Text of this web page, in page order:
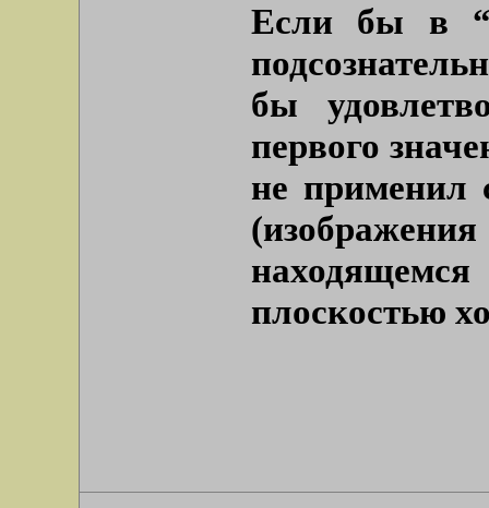
Если бы в
бы
первого
не применил
плоскостью